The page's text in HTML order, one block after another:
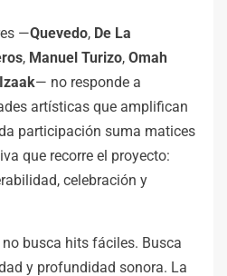
—Quevedo, De La
, Manuel Turizo, Omah
Izaak— no responde a
artísticas que amplifican
participación suma matices
que recorre el proyecto:
celebración y
no busca hits fáciles. Busca
y profundidad sonora. La